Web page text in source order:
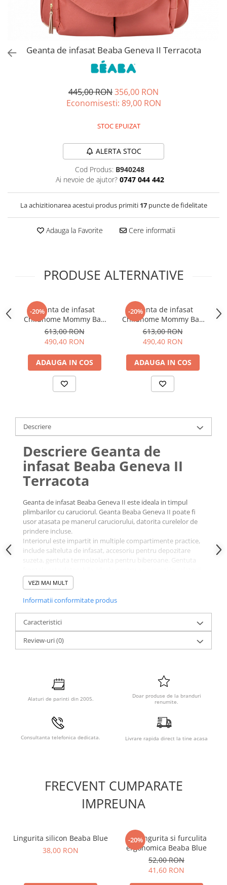
Decoratiuni
Jucarii educative
Figurine jucarii mici
Jucarii electronice
Jocuri de societate
Geanta de infasat Beaba Geneva II Terracota
445,00 RON356,00 RON
Economisesti: 89,00 RON
STOC EPUIZAT
ALERTA STOC
Cod Produs: B940248
Ai nevoie de ajutor? 0747 044 442
La achizitionarea acestui produs primiti 17puncte de fidelitate
Adauga la Favorite Cere informatii
PRODUSE ALTERNATIVE
-20%
Geanta de infasat
Childhome Mommy Bag
Signature Ruginiu
613,00 RON
490,40 RON
ADAUGA IN COS
-20%
Geanta de infasat
Childhome Mommy Bag
Signature Urban
Burgundy
613,00 RON
490,40 RON
ADAUGA IN COS
Descriere
Descriere Geanta de
infasat Beaba Geneva II
Terracota
Geanta de infasat Beaba Geneva II este ideala in timpul
plimbarilor cu caruciorul. Geanta Beaba Geneva II poate fi
usor atasata pe manerul caruciorului, datorita curelelor de
prindere incluse.
Interiorul este impartit in multiple compartimente practice,
include salteluta de infasat, accesoriu pentru depozitare
suzeta, gentuta termoizolanta pentru biberoane. Gentuta
scurte.
Caracteristici Geanta de
infasat Beaba Geneva II
Geanta practica, foarte spatioasa.
Curele de prindere pe manerul caruciorului.
VEZI MAI MULT
Informatii conformitate produs
Caracteristici
Review-uri(0)
Alaturi de parinti din 2005.
Doar produse de la branduri
renumite.
Consultanta telefonica dedicata. Livrare rapida direct la tine acasa
FRECVENT CUMPARATE
IMPREUNA
Lingurita silicon Beaba Blue
38,00 RON
-20%
Set lingurita si furculita
ergonomica Beaba Blue
52,00 RON
41,60 RON